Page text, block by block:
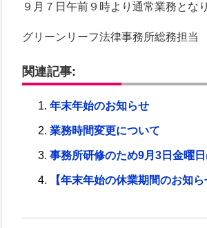
９月７日午前９時より通常業務とな
グリーンリーフ法律事務所総務担当
関連記事:
年末年始のお知らせ
業務時間変更について
事務所研修のため9月3日金曜日
【年末年始の休業期間のお知ら